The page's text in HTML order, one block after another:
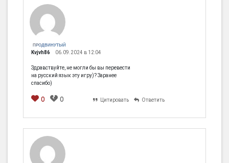
ПРОДВИНУТЫЙ
Kvjvh86 06.09.2024 в 12:04
Здравствуйте, не могли бы вы перевести
на русский язык эту игру)? Заранее
спасибо)
0 0 Цитировать Ответить